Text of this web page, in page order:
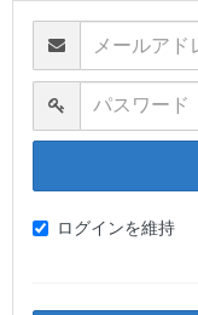
メールアドレス
パスワード
ログインを維持